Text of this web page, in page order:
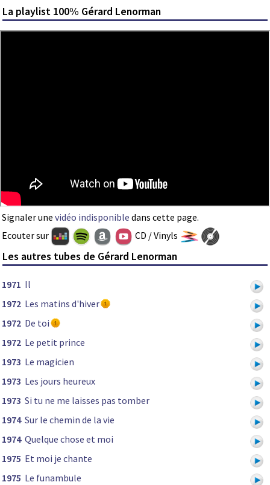
La playlist 100% Gérard Lenorman
Signaler une vidéo indisponible dans cette page.
Ecouter sur
CD / Vinyls
Les autres tubes de Gérard Lenorman
1971 Il
1972 Les matins d'hiver
1972 De toi
1972 Le petit prince
1973 Le magicien
1973 Les jours heureux
1973 Si tu ne me laisses pas tomber
1974 Sur le chemin de la vie
1974 Quelque chose et moi
1975 Et moi je chante
1975 Le funambule